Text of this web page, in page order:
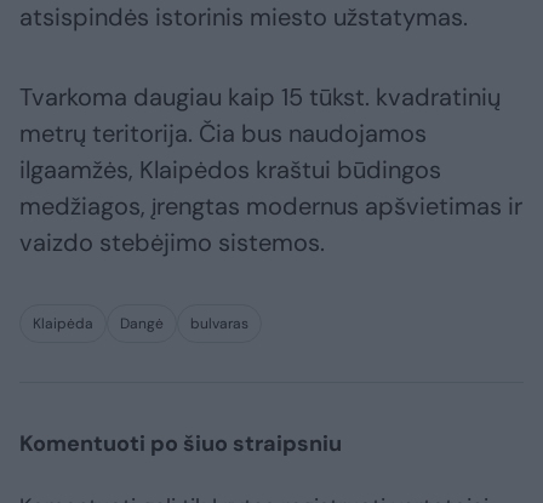
atsispindės istorinis miesto užstatymas.
Tvarkoma daugiau kaip 15 tūkst. kvadratinių
metrų teritorija. Čia bus naudojamos
ilgaamžės, Klaipėdos kraštui būdingos
medžiagos, įrengtas modernus apšvietimas ir
vaizdo stebėjimo sistemos.
Klaipėda Dangė bulvaras
Komentuoti po šiuo straipsniu